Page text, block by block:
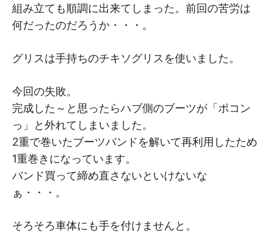
組み立ても順調に出来てしまった。前回の苦労は
何だったのだろうか・・・。
グリスは手持ちのチキソグリスを使いました。
今回の失敗。
完成した～と思ったらハブ側のブーツが「ポコン
っ」と外れてしまいました。
2重で巻いたブーツバンドを解いて再利用したため
1重巻きになっています。
バンド買って締め直さないといけないな
ぁ・・・。
そろそろ車体にも手を付けませんと。